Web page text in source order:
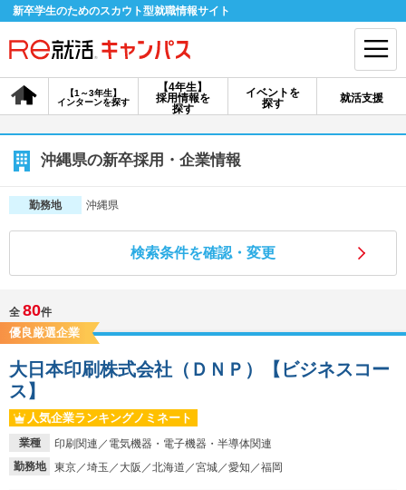
新卒学生のためのスカウト型就職情報サイト
【4年生】
採用情報を
探す
【1～3年生】
インターンを探す
イベントを
探す
就活支援
会員登録 ログイン
会員ID・パスワードを忘れた方はこちら
探す
【4年生】
【1～3年生】
イベントを探す スカウト お知らせ
就活支援
就活ノウハウが満載！ お役立ち記事・相談室など
沖縄県の新卒採用・企業情報
勤務地 沖縄県
検索条件を確認・変更
全 80件
優良厳選企業
業種
印刷関連／電気機器・電子機器・半導体関連
勤務地
東京／埼玉／大阪／北海道／宮城／愛知／福岡
大日本印刷株式会社（ＤＮＰ）【ビジネスコー
ス】
人気企業ランキングノミネート